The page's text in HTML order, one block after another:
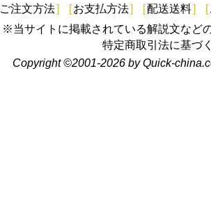
ご注文方法] [お支払方法] [配送送料] [
※当サイトに掲載されている解説文など
特定商取引法に基づ
Copyright ©2001-2026 by Quick-